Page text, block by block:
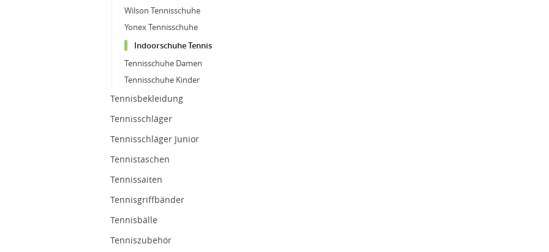
Wilson Tennisschuhe
Yonex Tennisschuhe
Indoorschuhe Tennis
Tennisschuhe Damen
Tennisschuhe Kinder
Tennisbekleidung
Tennisschläger
Tennisschläger Junior
Tennistaschen
Tennissaiten
Tennisgriffbänder
Tennisbälle
Tenniszubehör